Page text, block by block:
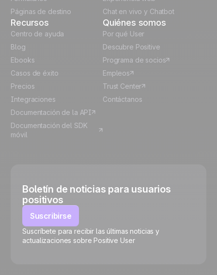
🍪
Páginas de destino
Chat en vivo y Chatbot
Recursos
Centro de ayuda
Blog
Ebooks
Casos de éxito
Precios
Integraciones
Documentación de la API
Documentación del SDK
móvil
Quiénes somos
Por qué User
Descubre Positive
Programa de socios
Empleos
Trust Center
Contáctanos
Boletín de noticias para usuarios
positivos
Suscribirse
Suscríbete para recibir las últimas noticias y
actualizaciones sobre Positive User